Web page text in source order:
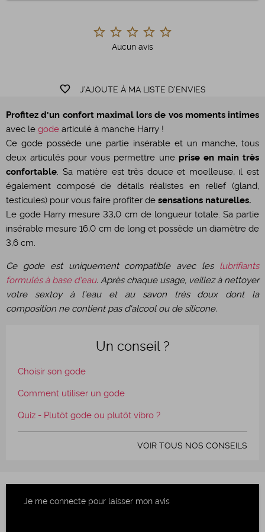
Aucun avis
favorite_border J'AJOUTE À MA LISTE D'ENVIES
Profitez d'un confort maximal lors de vos moments intimes
avec le gode articulé à manche Harry !
Ce gode possède une partie insérable et un manche, tous
deux articulés pour vous permettre uneprise en main très
confortable. Sa matière est très douce et moelleuse, il est
également composé de détails réalistes en relief (gland,
testicules) pour vous faire profiter de sensations naturelles.
Le gode Harry mesure 33,0 cm de longueur totale. Sa partie
insérable mesure 16,0 cm de long et possède un diamètre de
3,6 cm.
Ce gode est uniquement compatible avec les lubrifiants
formulés à base d'eau. Après chaque usage, veillez à nettoyer
votre sextoy à l'eau et au savon très doux dont la
composition ne contient pas d'alcool ou de silicone.
Un conseil ?
Choisir son gode
Comment utiliser un gode
Quiz - Plutôt gode ou plutôt vibro ?
VOIR TOUS NOS CONSEILS
Je me connecte pour laisser mon avis